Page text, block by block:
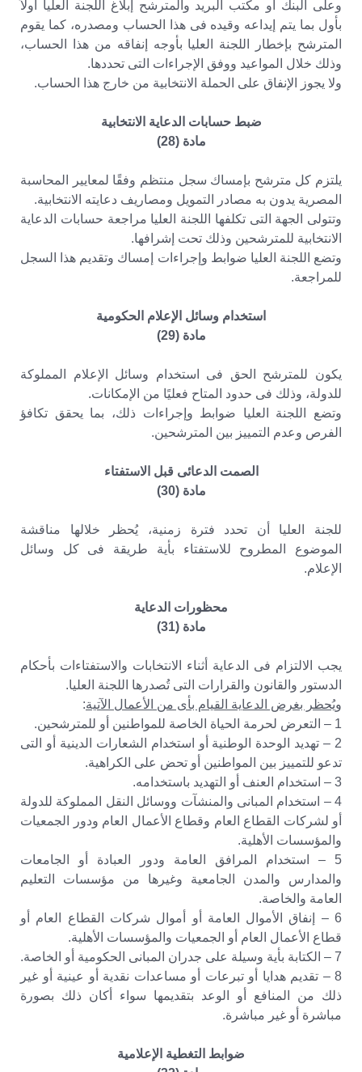
وعلى البنك أو مكتب البريد والمترشح إبلاغ اللجنة العليا أولاً
بأول بما يتم إيداعه وقيده فى هذا الحساب ومصدره، كما يقوم
المترشح بإخطار اللجنة العليا بأوجه إنفاقه من هذا الحساب،
وذلك خلال المواعيد ووفق الإجراءات التى تحددها.
ولا يجوز الإنفاق على الحملة الانتخابية من خارج هذا الحساب.
ضبط حسابات الدعاية الانتخابية
مادة (28)
يلتزم كل مترشح بإمساك سجل منتظم وفقًا لمعايير المحاسبة
المصرية يدون به مصادر التمويل ومصاريف دعايته الانتخابية.
وتتولى الجهة التى تكلفها اللجنة العليا مراجعة حسابات الدعاية
الانتخابية للمترشحين وذلك تحت إشرافها.
وتضع اللجنة العليا ضوابط وإجراءات إمساك وتقديم هذا السجل
للمراجعة.
استخدام وسائل الإعلام الحكومية
مادة (29)
يكون للمترشح الحق فى استخدام وسائل الإعلام المملوكة
للدولة، وذلك فى حدود المتاح فعليًا من الإمكانات.
وتضع اللجنة العليا ضوابط وإجراءات ذلك، بما يحقق تكافؤ
الفرص وعدم التمييز بين المترشحين.
الصمت الدعائى قبل الاستفتاء
مادة (30)
للجنة العليا أن تحدد فترة زمنية، يُحظر خلالها مناقشة
الموضوع المطروح للاستفتاء بأية طريقة فى كل وسائل
الإعلام.
محظورات الدعاية
مادة (31)
يجب الالتزام فى الدعاية أثناء الانتخابات والاستفتاءات بأحكام
الدستور والقانون والقرارات التى تُصدرها اللجنة العليا.
ويُحظر بغرض الدعاية القيام بأى من الأعمال الآتية:
1 – التعرض لحرمة الحياة الخاصة للمواطنين أو للمترشحين.
2 – تهديد الوحدة الوطنية أو استخدام الشعارات الدينية أو التى
تدعو للتمييز بين المواطنين أو تحض على الكراهية.
3 – استخدام العنف أو التهديد باستخدامه.
4 – استخدام المبانى والمنشآت ووسائل النقل المملوكة للدولة
أو لشركات القطاع العام وقطاع الأعمال العام ودور الجمعيات
والمؤسسات الأهلية.
5 – استخدام المرافق العامة ودور العبادة أو الجامعات
والمدارس والمدن الجامعية وغيرها من مؤسسات التعليم
العامة والخاصة.
6 – إنفاق الأموال العامة أو أموال شركات القطاع العام أو
قطاع الأعمال العام أو الجمعيات والمؤسسات الأهلية.
7 – الكتابة بأية وسيلة على جدران المبانى الحكومية أو الخاصة.
8 – تقديم هدايا أو تبرعات أو مساعدات نقدية أو عينية أو غير
ذلك من المنافع أو الوعد بتقديمها سواء أكان ذلك بصورة
مباشرة أو غير مباشرة.
ضوابط التغطية الإعلامية